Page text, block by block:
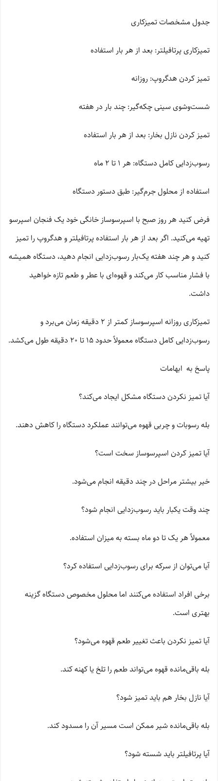
جدول مشخصات تمیزکاری
تمیزکاری پرتافیلتر: بعد از هر بار استفاده
تمیز کردن هدگروپ: روزانه
شست‌وشوی سینی چکه‌گیر: چند بار در هفته
تمیز کردن نازل بخار: بعد از هر بار استفاده
رسوب‌زدایی کامل دستگاه: هر 1 تا 2 ماه
استفاده از محلول جرم‌گیر: طبق دستور دستگاه
فرض کنید هر روز صبح با اسپرسوساز خانگی خود یک فنجان اسپرسو
تهیه می‌کنید. اگر بعد از هر بار استفاده پرتافیلتر و هدگروپ را تمیز
کنید و هر چند هفته یک‌بار رسوب‌زدایی انجام دهید، دستگاه همیشه
با فشار مناسب کار می‌کند و قهوه‌ای با عطر و طعم تازه خواهید
داشت.
تمیزکاری روزانه اسپرسوساز کمتر از 2 دقیقه زمان می‌برد و
رسوب‌زدایی کامل دستگاه معمولاً حدود 15 تا 20 دقیقه طول می‌کشد.
پاسخ به ابهامات
آیا تمیز نکردن دستگاه مشکل ایجاد می‌کند؟
بله رسوبات و چربی قهوه می‌توانند عملکرد دستگاه را کاهش دهند.
آیا تمیز کردن اسپرسوساز سخت است؟
خیر بیشتر مراحل در چند دقیقه انجام می‌شود.
چند وقت یکبار باید رسوب‌زدایی انجام شود؟
معمولاً هر یک تا دو ماه بسته به میزان استفاده.
آیا می‌توان از سرکه برای رسوب‌زدایی استفاده کرد؟
برخی افراد استفاده می‌کنند اما محلول مخصوص دستگاه گزینه
بهتری است.
آیا تمیز نکردن باعث تغییر طعم قهوه می‌شود؟
بله باقی‌مانده قهوه می‌تواند طعم را تلخ یا کهنه کند.
آیا نازل بخار هم باید تمیز شود؟
بله باقی‌مانده شیر ممکن است مسیر آن را مسدود کند.
آیا پرتافیلتر باید شسته شود؟